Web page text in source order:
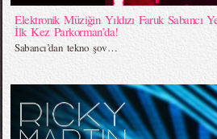
Elektronik Müziğin Yıldızı Faruk Sabancı
İlk Kez Parkorman’da!
Sabancı’dan tekno şov…